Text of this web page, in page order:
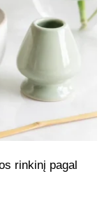
rinkinį pagal